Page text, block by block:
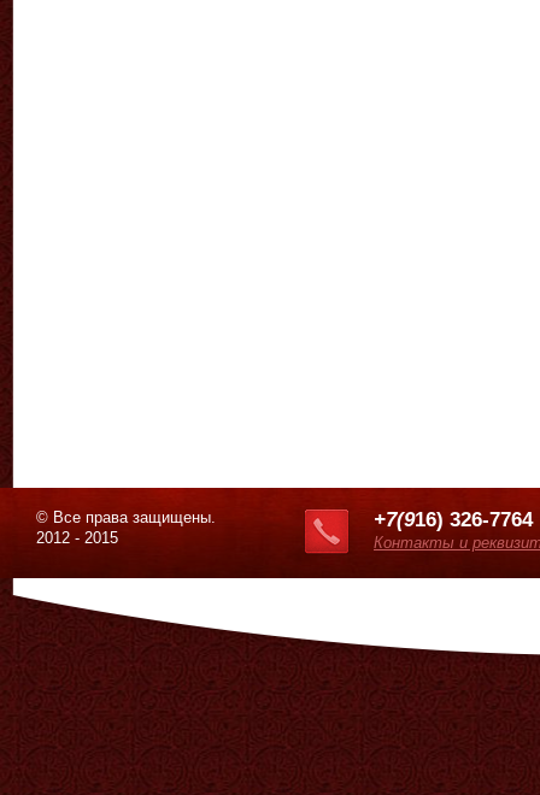
© Все права защищены.
2012 - 2015
+7(916) 326-7764
Контакты и